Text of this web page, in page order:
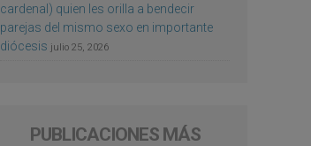
cardenal) quien les orilla a bendecir
parejas del mismo sexo en importante
diócesis julio 25, 2026
PUBLICACIONES MÁS